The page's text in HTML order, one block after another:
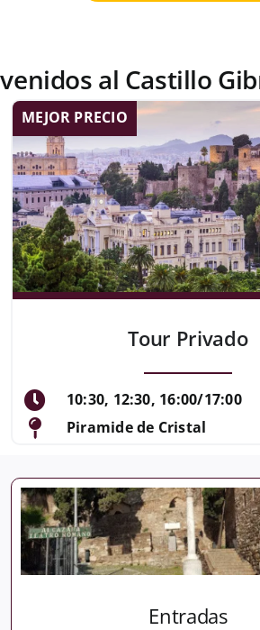
al Castillo
MEJOR PRECIO
Tour Privado
10:30, 12:30, 16:00/17:00
Piramide de Cristal
Entradas